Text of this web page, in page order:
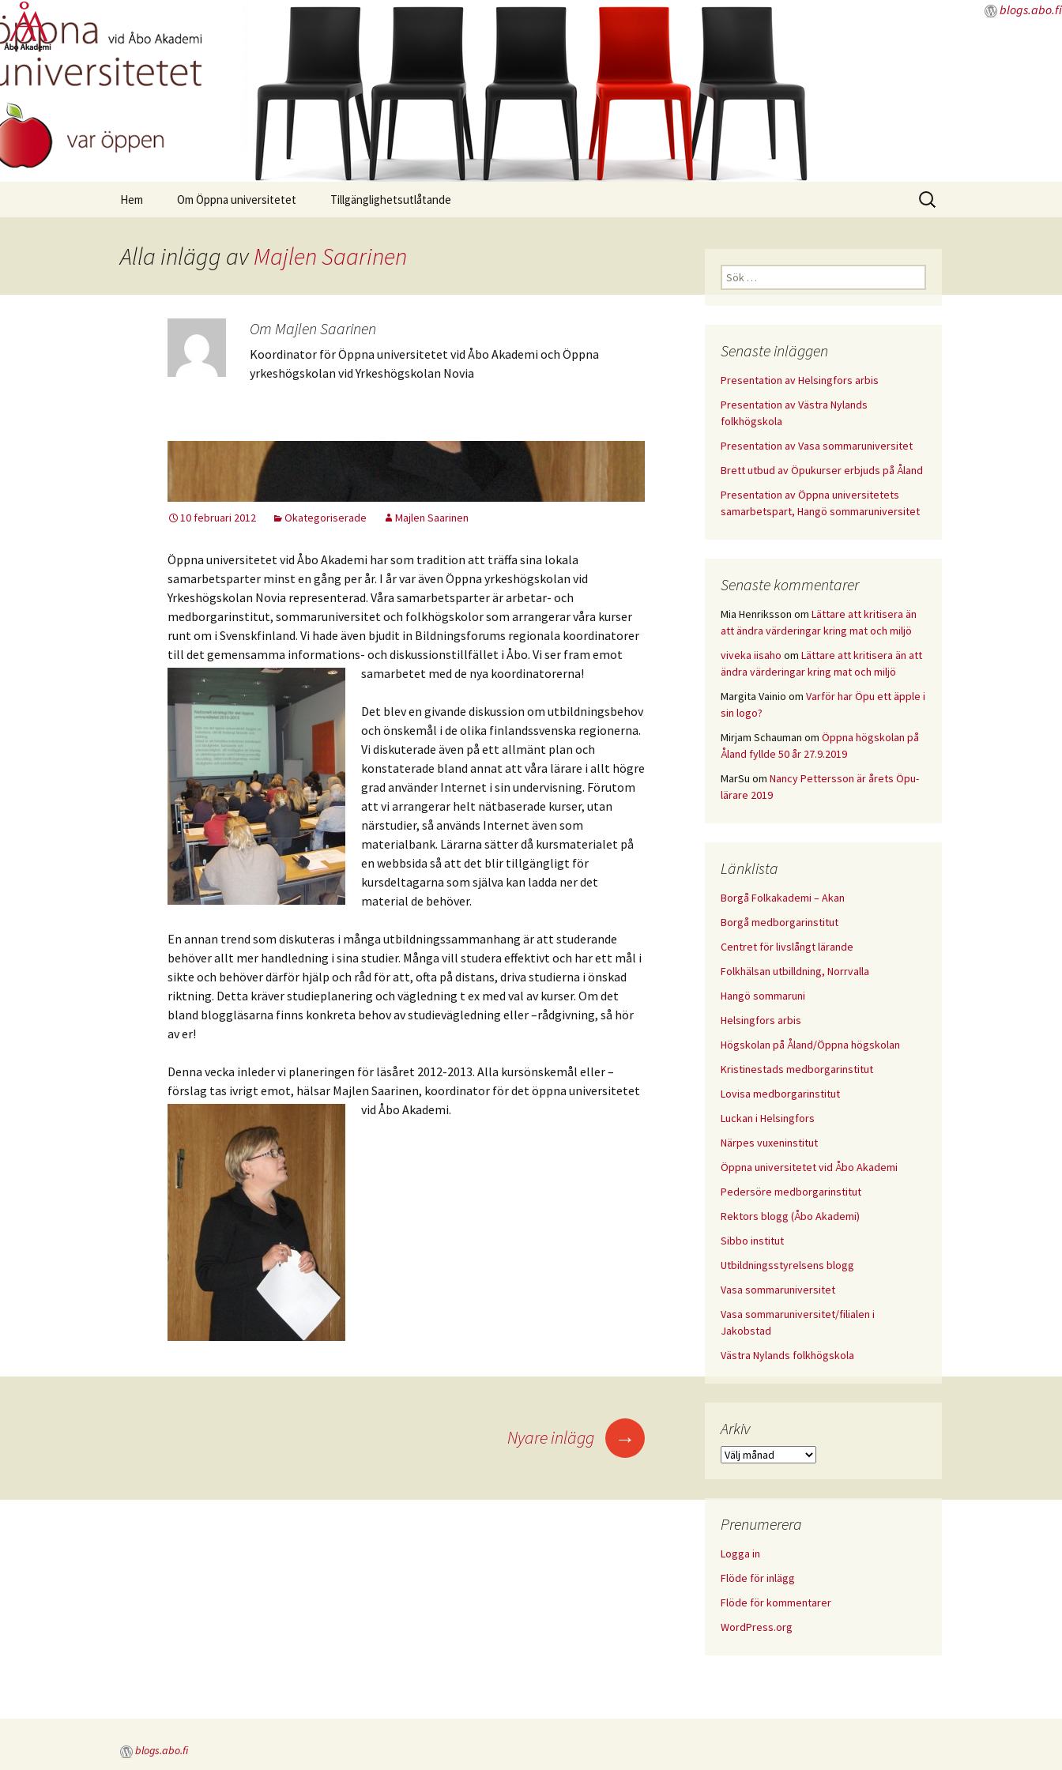
blogs.abo.fi
Hem Om Öppna universitetet Tillgänglighetsutlåtande
Sök
efter:
Alla inlägg avMajlen Saarinen
Om Majlen Saarinen
Koordinator för Öppna universitetet vid Åbo Akademi och Öppna
yrkeshögskolan vid Yrkeshögskolan Novia
10 februari 2012 Okategoriserade Majlen Saarinen
Öppna universitetet vid Åbo Akademi har som tradition att träffa sina lokala
samarbetsparter minst en gång per år. I år var även Öppna yrkeshögskolan vid
Yrkeshögskolan Novia representerad. Våra samarbetsparter är arbetar- och
medborgarinstitut, sommaruniversitet och folkhögskolor som arrangerar våra kurser
runt om i Svenskfinland. Vi hade även bjudit in Bildningsforums regionala koordinatorer
till det gemensamma informations- och diskussionstillfället i Åbo. Vi ser fram emot
samarbetet med de nya koordinatorerna!
Det blev en givande diskussion om utbildningsbehov
och önskemål i de olika finlandssvenska regionerna.
Vi diskuterade även på ett allmänt plan och
konstaterade bland annat att våra lärare i allt högre
grad använder Internet i sin undervisning. Förutom
att vi arrangerar helt nätbaserade kurser, utan
närstudier, så används Internet även som
materialbank. Lärarna sätter då kursmaterialet på
en webbsida så att det blir tillgängligt för
kursdeltagarna som själva kan ladda ner det
material de behöver.
En annan trend som diskuteras i många utbildningssammanhang är att studerande
behöver allt mer handledning i sina studier. Många vill studera effektivt och har ett mål i
sikte och behöver därför hjälp och råd för att, ofta på distans, driva studierna i önskad
riktning. Detta kräver studieplanering och vägledning t ex med val av kurser. Om det
bland bloggläsarna finns konkreta behov av studievägledning eller –rådgivning, så hör
av er!
Denna vecka inleder vi planeringen för läsåret 2012-2013. Alla kursönskemål eller –
förslag tas ivrigt emot, hälsar Majlen Saarinen, koordinator för det öppna universitetet
vid Åbo Akademi.
Nyare inlägg →
Sök
efter:
Senaste inläggen
Presentation av Helsingfors arbis
Presentation av Västra Nylands
folkhögskola
Presentation av Vasa sommaruniversitet
Brett utbud av Öpukurser erbjuds på Åland
Presentation av Öppna universitetets
samarbetspart, Hangö sommaruniversitet
Senaste kommentarer
Mia Henriksson om Lättare att kritisera än
att ändra värderingar kring mat och miljö
viveka iisaho om Lättare att kritisera än att
ändra värderingar kring mat och miljö
Margita Vainio om Varför har Öpu ett äpple i
sin logo?
Mirjam Schauman om Öppna högskolan på
Åland fyllde 50 år 27.9.2019
MarSu om Nancy Pettersson är årets Öpu-
lärare 2019
Länklista
Borgå Folkakademi – Akan
Borgå medborgarinstitut
Centret för livslångt lärande
Folkhälsan utbilldning, Norrvalla
Hangö sommaruni
Helsingfors arbis
Högskolan på Åland/Öppna högskolan
Kristinestads medborgarinstitut
Lovisa medborgarinstitut
Luckan i Helsingfors
Närpes vuxeninstitut
Öppna universitetet vid Åbo Akademi
Pedersöre medborgarinstitut
Rektors blogg (Åbo Akademi)
Sibbo institut
Utbildningsstyrelsens blogg
Vasa sommaruniversitet
Vasa sommaruniversitet/filialen i
Jakobstad
Västra Nylands folkhögskola
Arkiv
Arkiv
Prenumerera
Logga in
Flöde för inlägg
Flöde för kommentarer
WordPress.org
blogs.abo.fi